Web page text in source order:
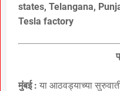
states, Telangana,
Tesla factory
मुंबई : या आठवड्याच्या